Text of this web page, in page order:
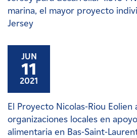
marina, el mayor proyecto
Jersey
JUN
11
2021
El Proyecto Nicolas-Riou
organizaciones locales en
alimentaria en Bas-Saint-